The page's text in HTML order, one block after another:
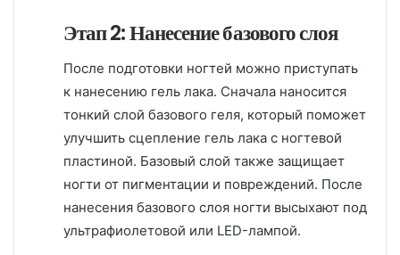
Этап 2: Нанесение базового слоя
После подготовки ногтей можно приступать
к нанесению гель лака. Сначала наносится
тонкий слой базового геля, который поможет
улучшить сцепление гель лака с ногтевой
пластиной. Базовый слой также защищает
ногти от пигментации и повреждений. После
нанесения базового слоя ногти высыхают под
ультрафиолетовой или LED-лампой.